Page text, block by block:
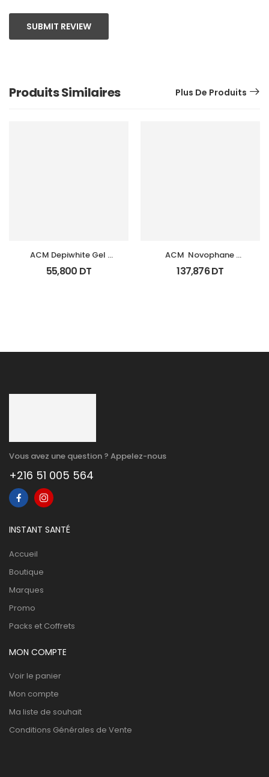
SUBMIT REVIEW
Produits Similaires Plus De Produits
ACM Depiwhite Gel
Contour Yeux Tb 15Ml
55,800 DT
ACM  Novophane
Coffret Anti Chute
(Lotion+Shp+Cp)
137,876DT
Vous avez une question ? Appelez-nous
+216 51 005 564
INSTANT SANTÉ
Accueil
Boutique
Marques
Promo
Packs et Coffrets
MON COMPTE
Voir le panier
Mon compte
Ma liste de souhait
Conditions Générales de Vente